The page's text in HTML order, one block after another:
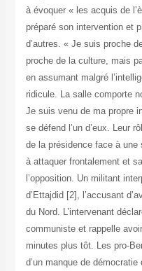
à évoquer « les acquis de
préparé son intervention et
d’autres. « Je suis proche
proche de la culture, mais
en assumant malgré
ridicule. La salle comporte
Je suis venu de ma propre
se défend l’un d’eux. Leur
de la présidence face à
à attaquer frontalement et
l’opposition. Un militant
d’Ettajdid [2], l’accusant
du Nord. L’intervenant
communiste et rappelle
minutes plus tôt. Les pro-
d’un manque de